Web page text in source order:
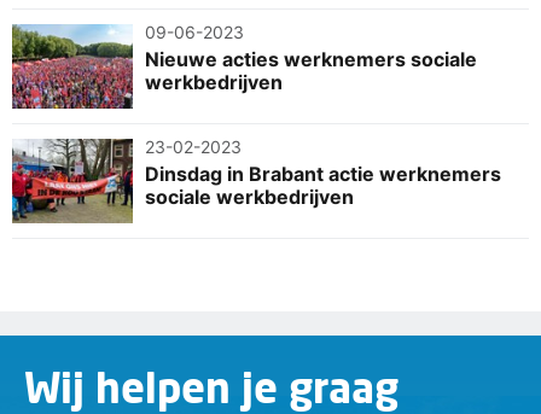
09-06-2023
Nieuwe acties werknemers sociale
werkbedrijven
23-02-2023
Dinsdag in Brabant actie werknemers
sociale werkbedrijven
Wij helpen je graag